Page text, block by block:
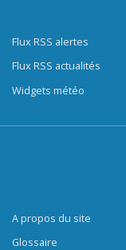
Flux RSS alertes
Flux RSS actualités
Widgets météo
A propos du site
Glossaire